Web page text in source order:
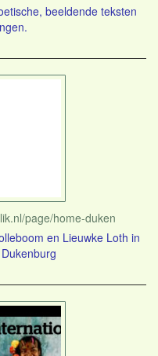
beeldende teksten
page/home-duken
en Lieuwke Loth in